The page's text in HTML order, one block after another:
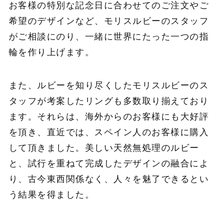
お客様の特別な記念日に合わせてのご注文やご
希望のデザインなど、モリスルビーのスタッフ
がご相談にのり、一緒に世界にたった一つの指
輪を作り上げます。
また、ルビーを知り尽くしたモリスルビーのス
タッフが考案したリングも多数取り揃えており
ます。それらは、海外からのお客様にも大好評
を頂き、直近では、スペイン人のお客様に購入
して頂きました。美しい天然無処理のルビー
と、試行を重ねて完成したデザインの融合によ
り、古今東西関係なく、人々を魅了できるとい
う結果を得ました。